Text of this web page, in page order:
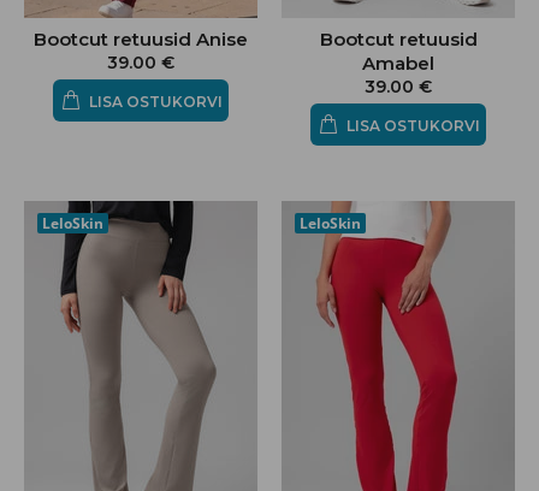
Bootcut retuusid Anise
39.00 €
LISA OSTUKORVI
Bootcut retuusid
Amabel
39.00 €
LISA OSTUKORVI
LeloSkin LeloSkin